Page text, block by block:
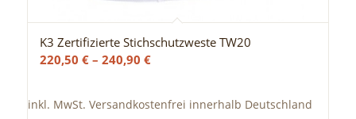
K3 Zertifizierte Stichschutzweste TW20
220,50 €– 240,90 €
inkl. MwSt. Versandkostenfrei innerhalb Deutschland